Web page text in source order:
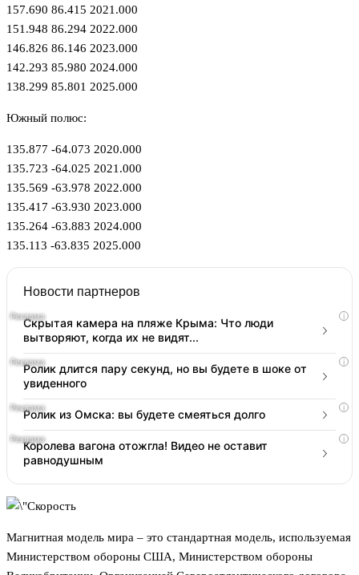
157.690 86.415 2021.000
151.948 86.294 2022.000
146.826 86.146 2023.000
142.293 85.980 2024.000
138.299 85.801 2025.000
Южный полюс:
135.877 -64.073 2020.000
135.723 -64.025 2021.000
135.569 -63.978 2022.000
135.417 -63.930 2023.000
135.264 -63.883 2024.000
135.113 -63.835 2025.000
Новости партнеров
i
Скрытая камера на пляже Крыма: Что люди
вытворяют, когда их не видят...
i
Ролик длится пару секунд, но вы будете в шоке от
увиденного
i
Ролик из Омска: вы будете смеяться долго
i
Королева вагона отожгла! Видео не оставит
равнодушным
Магнитная модель мира – это стандартная модель, используемая
Министерством обороны США, Министерством обороны